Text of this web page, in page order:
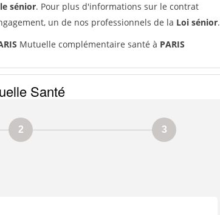
sénior. Pour plus d'informations sur le contrat
un de nos professionnels de la Loi sénior.
Mutuelle complémentaire santé à PARIS